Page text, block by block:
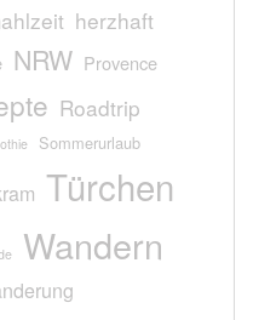
herzhaft
NRW Provence
Roadtrip
Sommerurlaub
Türchen
Wandern